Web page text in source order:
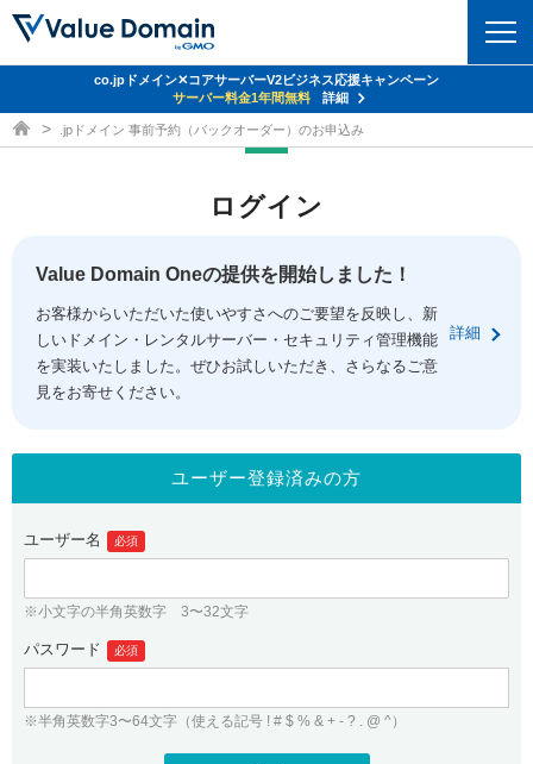
ドメイントップ
ドメイン移管
ドメイン価格一覧
ドメイン一括検索
.jpドメインオークション
gTLDオークション NEW!
.jpドメインバックオーダー
プレミアムドメイン
人気ドメインの種類
WHOIS検索
コアサーバー
バリューサーバー
XREA
セキュリティトップ
Value Domain ネットde診断
SSL証明書
サービストップ
お得意様割引
紹介制度
バリュードメインAPI
ドメイン・ホスティングOEM
facebook
ログイン
従来のバリュードメインをご利用希望の方
Value Domainにログイン
ユーザー登録
co.jpドメイン✕コアサーバーV2ビジネス応援キャンペーン
サーバー料金1年間無料
詳細
ドメイン取得ならバリュードメイン
.jpドメイン 事前予約（バックオーダー）のお申込み
ログイン
Value Domain Oneの提供を開始しました！
お客様からいただいた使いやすさへのご要望を反映し、新
しいドメイン・レンタルサーバー・セキュリティ管理機能
を実装いたしました。ぜひお試しいただき、さらなるご意
見をお寄せください。
詳細
ユーザー登録済みの方
ユーザー名 必須
※小文字の半角英数字 3〜32文字
パスワード 必須
※半角英数字3〜64文字（使える記号 ! # $ % & + - ? . @ ^）